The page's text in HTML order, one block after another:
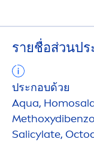
รายชื่อส่วนปร
ประกอบด้วย
Aqua,
Salicylate,